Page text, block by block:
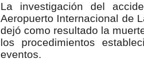
La investigación del
Aeropuerto Internacional de
dejó como resultado la
los procedimientos
eventos.